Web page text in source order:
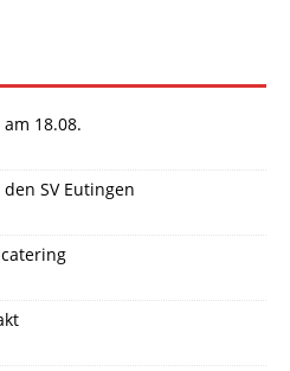
18.08.
SV Eutingen